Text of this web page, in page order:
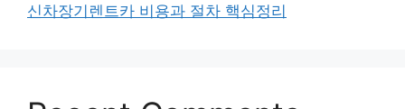
신차장기렌트카 비용과 절차 핵심정리